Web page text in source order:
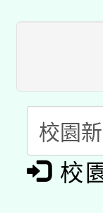
接
接
月
業
用
動」
桃
開
關
轉
國
年
函
原
轉
校